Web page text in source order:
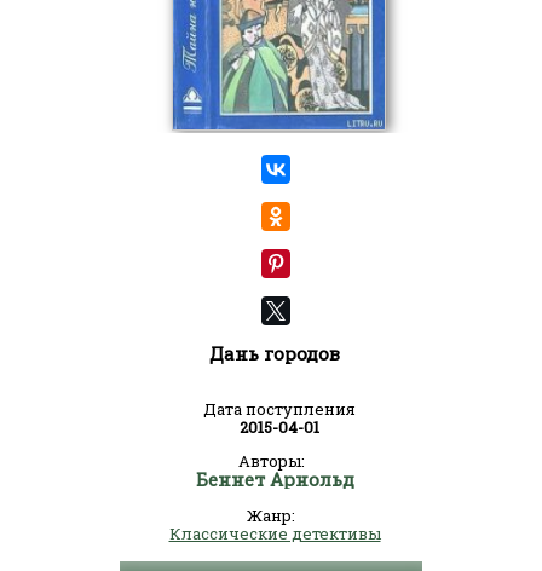
Дань городов
Дата поступления
2015-04-01
Авторы:
Беннет Арнольд
Жанр:
Классические детективы